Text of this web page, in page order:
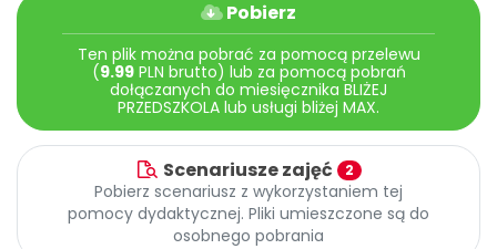
Archiwalne numery
Pomoc
Promocje
Pobierz
Ten plik można pobrać za pomocą przelewu
(9.99PLN brutto) lub za pomocą pobrań
dołączanych do miesięcznika BLIŻEJ
PRZEDSZKOLA lub usługi bliżej MAX.
Scenariusze zajęć 2
Pobierz scenariusz z wykorzystaniem tej
pomocy dydaktycznej. Pliki umieszczone są do
osobnego pobrania